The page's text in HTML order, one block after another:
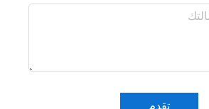
تقدم